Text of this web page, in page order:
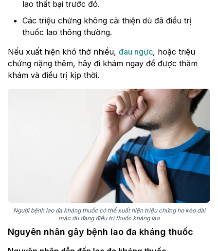
lao thất bại trước đó.
Các triệu chứng không cải thiện dù đã điều trị
thuốc lao thông thường.
Nếu xuất hiện khó thở nhiều, đau ngực, hoặc triệu
chứng nặng thêm, hãy đi khám ngay để được thăm
khám và điều trị kịp thời.
Người bệnh lao đa kháng thuốc có thể xuất hiện triệu chứng ho kéo dài
mặc dù đang điều trị thuốc kháng lao
Nguyên nhân gây bệnh lao đa kháng thuốc